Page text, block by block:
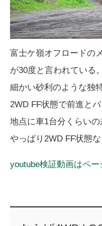
富士ケ嶺オフロードの
が30度と言われている。
細かい砂利のような独
2WD FF状態で前進と
地点に車1台分くらいの
やっぱり2WD FF状態
youtube検証動画はペー